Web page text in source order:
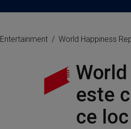
Entertainment World Happiness
este
ce